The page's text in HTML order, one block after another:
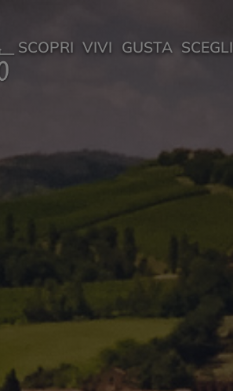
SCOPRI VIVI GUSTA SCEGLI